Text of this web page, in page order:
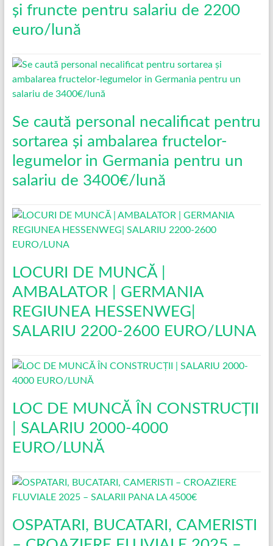
și fruncte pentru salariu de 2200
euro/lună
Se caută personal necalificat pentru
sortarea și ambalarea fructelor-
legumelor in Germania pentru un
salariu de 3400€/lună
LOCURI DE MUNCĂ |
AMBALATOR | GERMANIA
REGIUNEA HESSENWEG|
SALARIU 2200-2600 EURO/LUNA
LOC DE MUNCĂ ÎN CONSTRUCŢII
| SALARIU 2000-4000
EURO/LUNĂ
OSPATARI, BUCATARI, CAMERISTI